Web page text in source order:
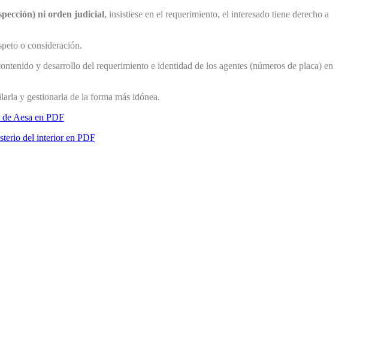
ni orden judicial, insistiese en el requerimiento, el interesado tiene derecho a
o consideración.
y desarrollo del requerimiento e identidad de los agentes (números de placa) en
y gestionarla de la forma más idónea.
de Aesa en PDF
del interior en PDF